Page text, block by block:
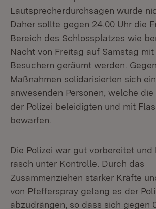
Lautsprecherdurchsagen wurde
Daher sollte gegen 24.00 Uhr die
Bereich des Schlossplatzes wie
Nacht von Freitag auf Samstag
Besuchern geräumt werden.
Maßnahmen solidarisierten sich
anwesenden Personen, welche
der Polizei beleidigten und mit
bewarfen.
Die Polizei war gut vorbereitet und
rasch unter Kontrolle. Durch das
Zusammenziehen starker Kräfte
von Pfefferspray gelang es der
abzudrängen, so dass sich gegen